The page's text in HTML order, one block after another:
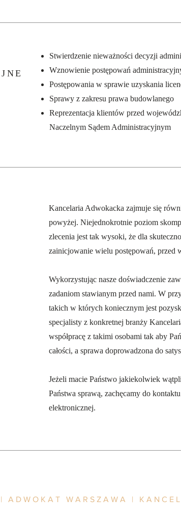
Stwierdzenie nieważności decyzji
Wznowienie postępowań
Postępowania w sprawie uzyskania
Sprawy z zakresu prawa budowlanego
Reprezentacja klientów przed
Naczelnym Sądem Administracyjnym
Kancelaria Adwokacka zajmuje się
powyżej. Niejednokrotnie poziom
zlecenia jest tak wysoki, że dla
zainicjowanie wielu postępowań, przed
Wykorzystując nasze doświadczenie
zadaniom stawianym przed nami. W
takich w których koniecznym jest
specjalisty z konkretnej branży
współpracę z takimi osobami tak aby
całości, a sprawa doprowadzona do
Jeżeli macie Państwo jakiekolwiek
Państwa sprawą, zachęcamy do
elektronicznej.
ADWOKAT WARSZAWA |